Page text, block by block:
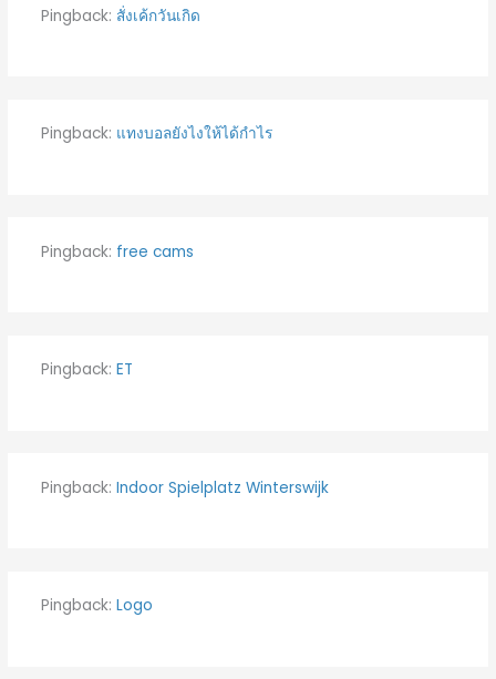
Pingback: สั่งเค้กวันเกิด
Pingback: แทงบอลยังไงให้ได้กำไร
Pingback: free cams
Pingback: ET
Pingback: Indoor Spielplatz Winterswijk
Pingback: Logo